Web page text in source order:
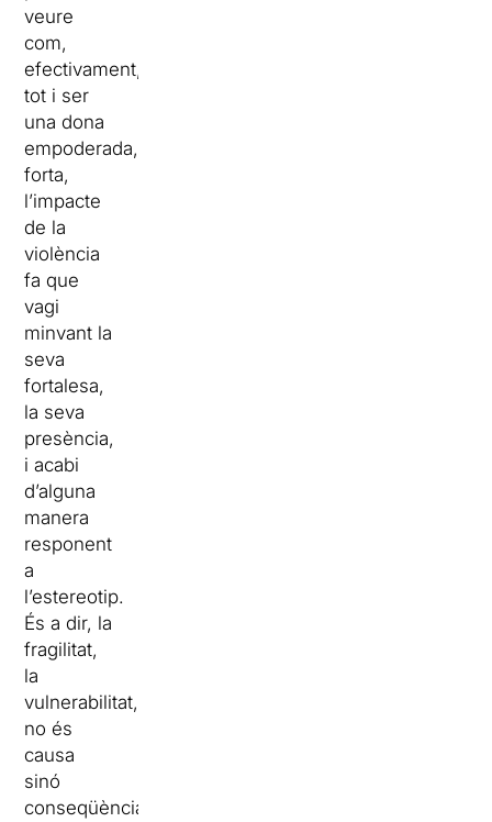
veure
com,
efectivament,
tot i ser
una dona
empoderada,
forta,
l’impacte
de la
violència
fa que
vagi
minvant la
seva
fortalesa,
la seva
presència,
i acabi
d’alguna
manera
responent
a
l’estereotip.
És a dir, la
fragilitat,
la
vulnerabilitat,
no és
causa
sinó
conseqüència